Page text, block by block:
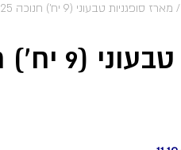
/ מארז סופגניות טבעוני (9 יח’) חנוכה 2025
מארז סופגניות